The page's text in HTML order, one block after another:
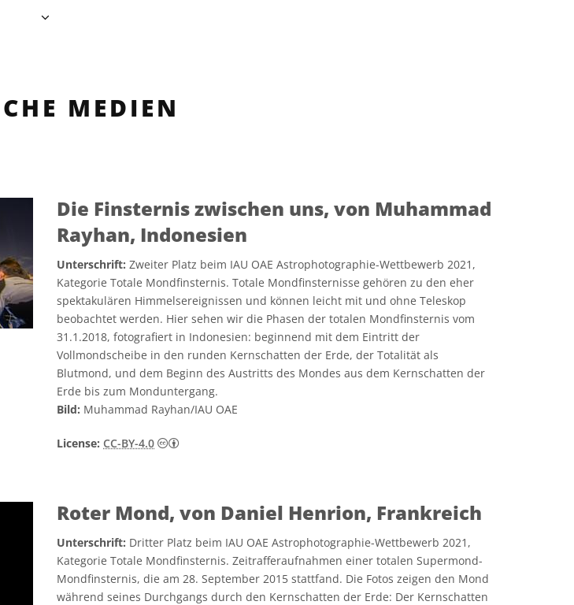
MEDIEN
Die Finsternis zwischen uns, von Muhammad
Rayhan, Indonesien
Unterschrift: Zweiter Platz beim IAU OAE Astrophotographie-Wettbewerb 2021,
Kategorie Totale Mondfinsternis. Totale Mondfinsternisse gehören zu den eher
spektakulären Himmelsereignissen und können leicht mit und ohne Teleskop
beobachtet werden. Hier sehen wir die Phasen der totalen Mondfinsternis vom
31.1.2018, fotografiert in Indonesien: beginnend mit dem Eintritt der
Vollmondscheibe in den runden Kernschatten der Erde, der Totalität als
Blutmond, und dem Beginn des Austritts des Mondes aus dem Kernschatten der
Erde bis zum Monduntergang.
Bild: Muhammad Rayhan/IAU OAE
License: CC-BY-4.0 Creative Commons Namensnennung 4.0 International (CC BY 4.0) Symbole
Roter Mond, von Daniel Henrion, Frankreich
Unterschrift: Dritter Platz beim IAU OAE Astrophotographie-Wettbewerb 2021,
Kategorie Totale Mondfinsternis. Zeitrafferaufnahmen einer totalen Supermond-
Mondfinsternis, die am 28. September 2015 stattfand. Die Fotos zeigen den Mond
während seines Durchgangs durch den Kernschatten der Erde: Der Kernschatten